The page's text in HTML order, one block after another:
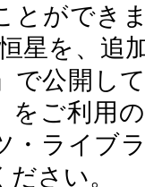
とができ
星を、追
で公開し
をご利用
・ライブ
さい。